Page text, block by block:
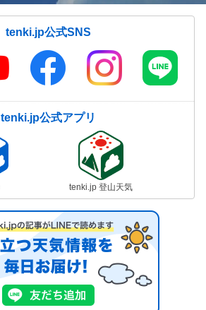
tenki.jp公式SNS
tenki.jp公式アプリ
tenki.jp 登山天気